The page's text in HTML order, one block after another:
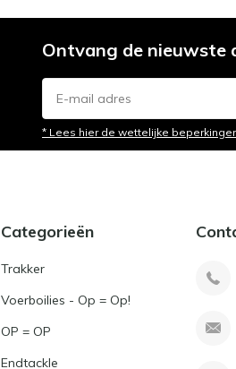
Ontvang de nieuwste
* Lees hier de wettelijke
Categorieën
Trakker
Voerboilies - Op = Op!
OP = OP
Endtackle